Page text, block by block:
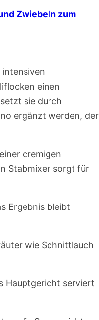
Zwiebeln zum
intensiven
einen
sie durch
ergänzt werden, der
cremigen
Stabmixer sorgt für
Ergebnis bleibt
wie Schnittlauch
Hauptgericht serviert